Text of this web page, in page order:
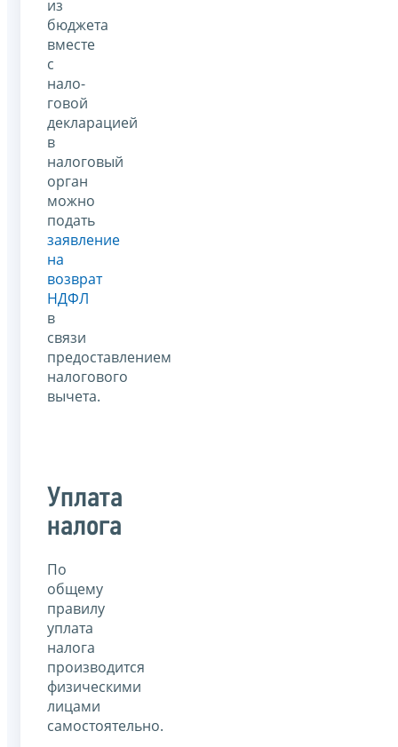
из
бюджета
вместе
с
нало­
говой
декларацией
в
налоговый
орган
можно
подать
заявление
на
возврат
НДФЛ
в
связи
предоставлением
налогового
вычета.
Уплата
налога
По
общему
правилу
уплата
налога
производится
физическими
лицами
самостоятельно.